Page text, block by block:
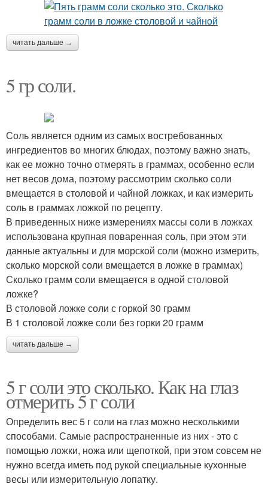
читать дальше →
5 гр соли.
Соль является одним из самых востребованных
ингредиентов во многих блюдах, поэтому важно знать,
как ее можно точно отмерять в граммах, особенно если
нет весов дома, поэтому рассмотрим сколько соли
вмещается в столовой и чайной ложках, и как измерить
соль в граммах ложкой по рецепту.
В приведенных ниже измерениях массы соли в ложках
использована крупная поваренная соль, при этом эти
данные актуальны и для морской соли (можно измерить,
сколько морской соли вмещается в ложке в граммах)
Сколько грамм соли вмещается в одной столовой
ложке?
В столовой ложке соли с горкой 30 грамм
В 1 столовой ложке соли без горки 20 грамм
читать дальше →
5 г соли это сколько. Как на глаз
отмерить 5 г соли
Определить вес 5 г соли на глаз можно несколькими
способами. Самые распространенные из них - это с
помощью ложки, ножа или щепоткой, при этом совсем не
нужно всегда иметь под рукой специальные кухонные
весы или измерительную лопатку.